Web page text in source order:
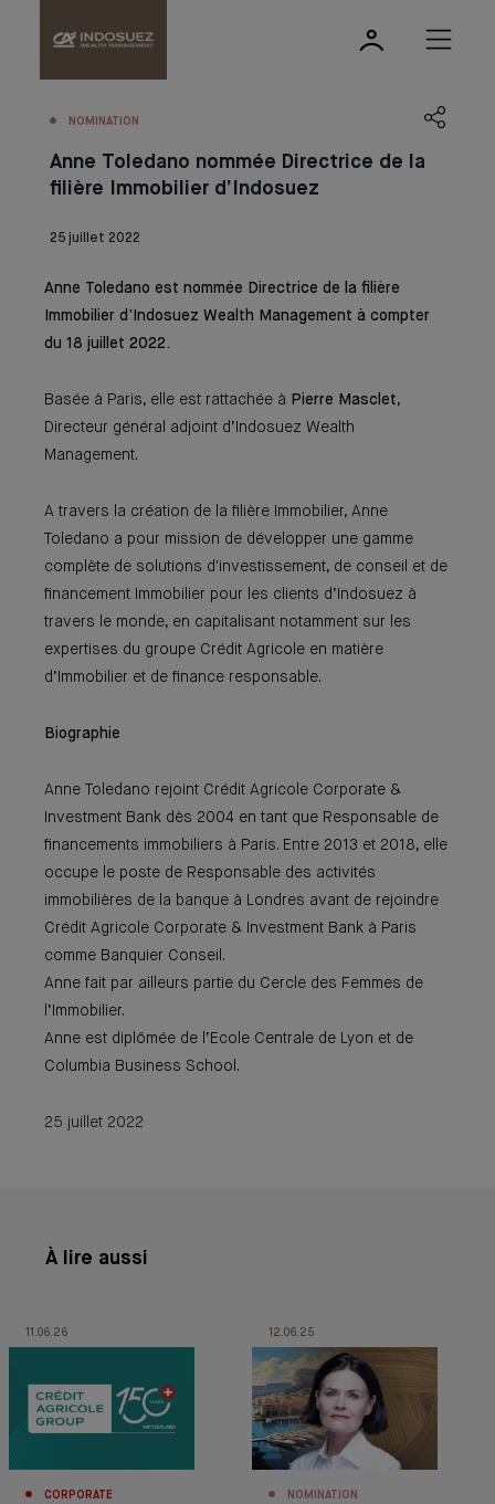
NOMINATION
Anne Toledano nommée Directrice de la
filière Immobilier d’Indosuez
25 juillet 2022
Anne Toledano est nommée Directrice de la filière
Immobilier d’Indosuez Wealth Management à compter
du 18 juillet 2022.
Basée à Paris, elle est rattachée à Pierre Masclet,
Directeur général adjoint d’Indosuez Wealth
Management.
A travers la création de la filière Immobilier, Anne
Toledano a pour mission de développer une gamme
complète de solutions d'investissement, de conseil et de
financement Immobilier pour les clients d’Indosuez à
travers le monde, en capitalisant notamment sur les
expertises du groupe Crédit Agricole en matière
d’Immobilier et de finance responsable.
Biographie
Anne Toledano rejoint Crédit Agricole Corporate &
Investment Bank dès 2004 en tant que Responsable de
financements immobiliers à Paris. Entre 2013 et 2018, elle
occupe le poste de Responsable des activités
immobilières de la banque à Londres avant de rejoindre
Crédit Agricole Corporate & Investment Bank à Paris
comme Banquier Conseil.
Anne fait par ailleurs partie du Cercle des Femmes de
l’Immobilier.
Anne est diplômée de l’Ecole Centrale de Lyon et de
Columbia Business School.
25 juillet 2022
À lire aussi
11.06.26
CORPORATE
12.06.25
NOMINATION